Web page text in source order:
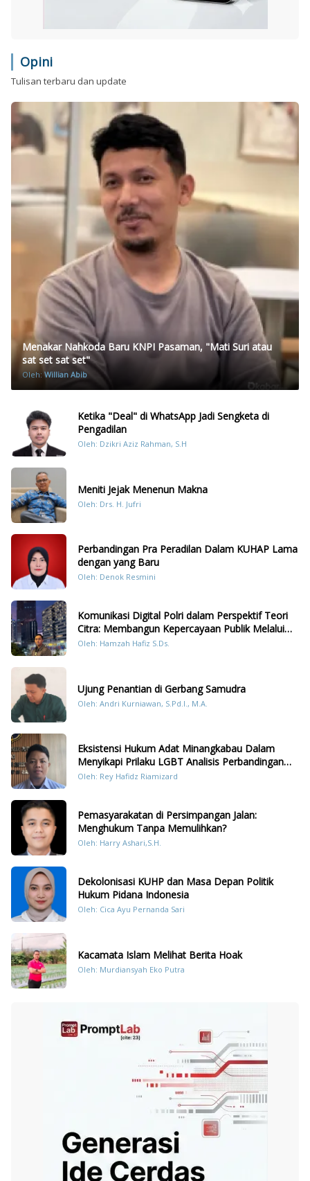
Opini
Tulisan terbaru dan update
Menakar Nahkoda Baru KNPI Pasaman, "Mati Suri atau
sat set sat set"
Oleh:Willian Abib
Ketika "Deal" di WhatsApp Jadi Sengketa di
Pengadilan
Oleh: Dzikri Aziz Rahman, S.H
Meniti Jejak Menenun Makna
Oleh: Drs. H. Jufri
Perbandingan Pra Peradilan Dalam KUHAP Lama
dengan yang Baru
Oleh: Denok Resmini
Komunikasi Digital Polri dalam Perspektif Teori
Citra: Membangun Kepercayaan Publik Melalui
Konten Humanis Kesiapsiagaan Bencana di
Oleh: Hamzah Hafiz S.Ds.
Ujung Penantian di Gerbang Samudra
Oleh: Andri Kurniawan, S.Pd.I., M.A.
Eksistensi Hukum Adat Minangkabau Dalam
Menyikapi Prilaku LGBT Analisis Perbandingan
Dengan Hukum Pidana
Oleh: Rey Hafidz Riamizard
Pemasyarakatan di Persimpangan Jalan:
Menghukum Tanpa Memulihkan?
Oleh: Harry Ashari,S.H.
Dekolonisasi KUHP dan Masa Depan Politik
Hukum Pidana Indonesia
Oleh: Cica Ayu Pernanda Sari
Kacamata Islam Melihat Berita Hoak
Oleh: Murdiansyah Eko Putra